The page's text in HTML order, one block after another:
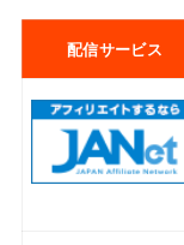
配信サービス